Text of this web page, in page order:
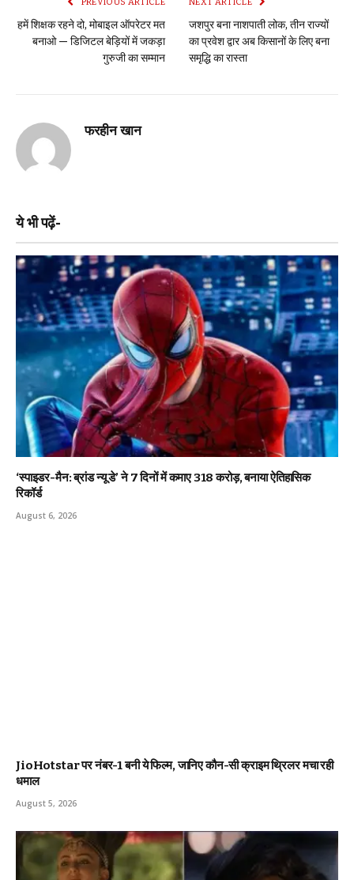
PREVIOUS ARTICLE
हमें शिक्षक रहने दो, मोबाइल ऑपरेटर मत
बनाओ — डिजिटल बेड़ियों में जकड़ा
गुरुजी का सम्मान
NEXT ARTICLE
जशपुर बना नाशपाती लोक, तीन राज्यों
का प्रवेश द्वार अब किसानों के लिए बना
समृद्धि का रास्ता
फरहीन खान
ये भी पढ़ें-
‘स्पाइडर-मैन: ब्रांड न्यू डे’ ने 7 दिनों में कमाए ₹318 करोड़, बनाया ऐतिहासिक
रिकॉर्ड
August 6, 2026
JioHotstar पर नंबर-1 बनी ये फिल्म, जानिए कौन-सी क्राइम थ्रिलर मचा रही
धमाल
August 5, 2026